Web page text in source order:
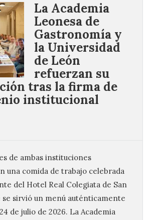
La Academia
Leonesa de
Gastronomía y
la Universidad
de León
refuerzan su
tras la firma de
institucional
de ambas instituciones
una comida de trabajo celebrada
del Hotel Real Colegiata de San
se sirvió un menú auténticamente
de julio de 2026. La Academia